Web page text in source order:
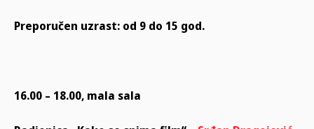
Preporučen uzrast: od 9 do 15 god.
16.00 – 18.00, mala sala